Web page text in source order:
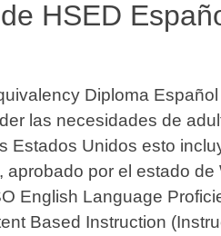
HSED
Diploma
las necesidades de
Estados Unidos esto
aprobado por el estado
English Language
Based Instruction